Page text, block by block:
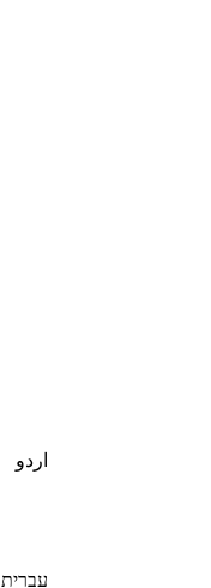
اردو
עברית